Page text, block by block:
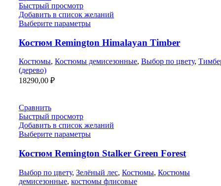
Быстрый просмотр
Добавить в список желаний
Выберите параметры
Костюм Remington Himalayan Тimber
Костюмы, Костюмы демисезонные, Выбор по цвету,
(дерево)
18290,00 ₽
Сравнить
Быстрый просмотр
Добавить в список желаний
Выберите параметры
Костюм Remington Stalker Green Forest
Выбор по цвету, Зелёный лес, Костюмы, Костюмы
демисезонные, костюмы флисовые